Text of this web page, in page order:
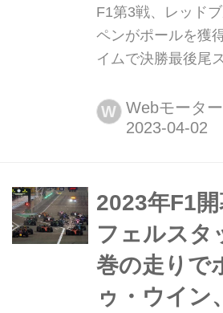
F1第3戦、レッド
ペンがポールを獲
イムで決勝最後尾
時間)、F1第3戦オ
選がアルバートパ
ションを獲得した
ジ・ラッセル(メル
イス・ハミルトン(
た。...
W Webモータ
2023年F1開
フェルスタ
巻の走りで
ゥ・ウイン